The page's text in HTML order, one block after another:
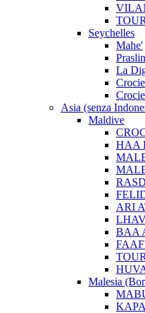
Seychelles
Mahe'
Praslin
La
Asia (senza
Maldive
HAA
ARI
BAA
Malesia